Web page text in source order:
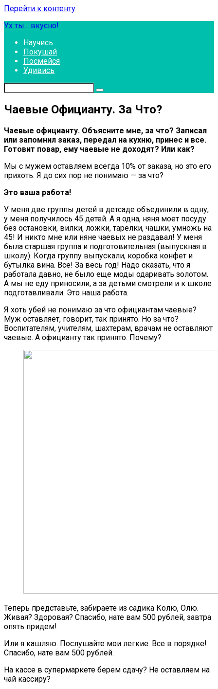
Перейти к контенту
Ух ты... вкусно!
Научись
Покушай
Посмейся
Удивись
Чаевые Официанту. За Что?
Чаевые официанту. Объясните мне, за что? Записал
или запомнил заказ, передал на кухню, принес и все.
Готовит повар, ему чаевые не доходят? Или как?
Мы с мужем оставляем всегда 10% от заказа, но это его
прихоть. Я до сих пор не понимаю — за что?
Это ваша работа!
У меня две группы детей в детсаде объединили в одну,
у меня получилось 45 детей. А я одна, няня моет посуду
без остановки, вилки, ложки, тарелки, чашки, умножь на
45! И никто мне или няне чаевых не раздавал! У меня
была старшая группа и подготовительная (выпускная в
школу). Когда группу выпускали, коробка конфет и
бутылка вина. Все! За весь год! Надо сказать, что я
работала давно, не было еще моды одаривать золотом.
А мы не еду приносили, а за детьми смотрели и к школе
подготавливали. Это наша работа.
Я хоть убей не понимаю за что официантам чаевые?
Муж оставляет, говорит, так принято. Но за что?
Воспитателям, учителям, шахтерам, врачам не оставляют
чаевые. А официанту так принято. Почему?
Теперь представьте, забираете из садика Колю, Олю.
Живая? Здоровая? Спасибо, нате вам 500 рублей, завтра
опять придем!
Или я кашляю. Послушайте мои легкие. Все в порядке!
Спасибо, нате вам 500 рублей.
На кассе в супермаркете берем сдачу? Не оставляем на
чай кассиру?